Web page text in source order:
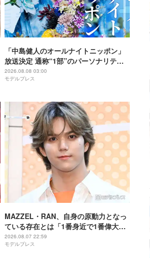
「中島健人のオールナイトニッポン」
放送決定 通称“1部”のパーソナリティ
初担当
2026.08.08 03:00
モデルプレス
MAZZEL・RAN、自身の原動力となっ
ている存在とは「1番身近で1番偉大な
存在」
2026.08.07 22:59
モデルプレス